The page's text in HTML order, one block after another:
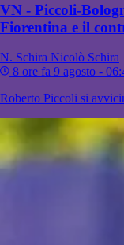
VN - Piccoli-
Fiorentina e il
N. Schira Nicolò Schira
8 ore fa 9 agosto -
Roberto Piccoli si